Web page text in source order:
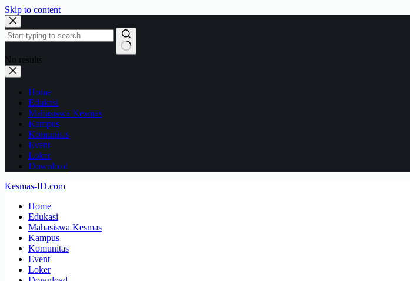
Skip to content
No results
Home
Edukasi
Mahasiswa Kesmas
Kampus
Komunitas
Event
Loker
Download
Kesmas-ID.com
Home
Edukasi
Mahasiswa Kesmas
Kampus
Komunitas
Event
Loker